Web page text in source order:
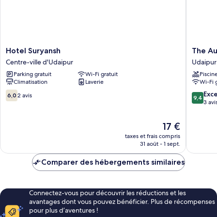
Hotel
Suryansh
Centre-
ville
d'Udaipur
Hotel Suryansh
Centre-ville d'Udaipur
Parking gratuit
Wi-Fi gratuit
Climatisation
Laverie
6.0
sur
6,0 2 avis
Le
nouveau
prix
de
17 €
taxes et frais compris
31 août - 1 sept.
The
Aureum
-
A
Unit
of
Sandy
The
Udaipur
Wi-Fi
9.4
sur
9,4
3
Comparer des hébergements similaires
Connectez-vous pour découvrir les réductions et les
avantages dont vous pouvez bénéficier. Plus de récompenses
pour plus d’aventures !